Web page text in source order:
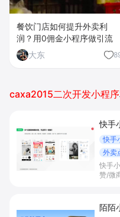
餐饮门店如何提升外卖利
润？用0佣金小程序做引流
大东
caxa2015二次开发小程序
快手
快手
外卖
快手
赞/微
短下
陌陌